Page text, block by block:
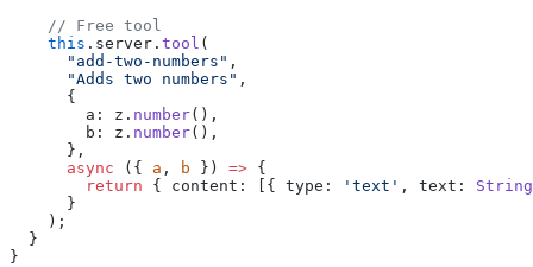
    // Free tool
    this
.server. tool (
      "add-two-numbers"
,
      "Adds two numbers"
,
      {
        a: z.
number(),
        b: z.
number(),
      },
      async
({ a , b }) => {
        return
{ content: [{ type: 'text' , text: String
      }
    );
  }
}